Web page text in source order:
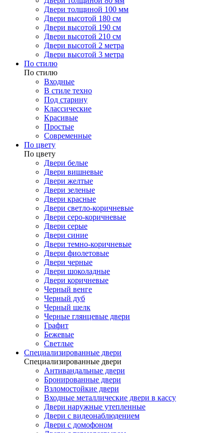
Двери толщиной 100 мм
Двери высотой 180 см
Двери высотой 190 см
Двери высотой 210 см
Двери высотой 2 метра
Двери высотой 3 метра
По стилю
По стилю
Входные
В стиле техно
Под старину
Классические
Красивые
Простые
Современные
По цвету
По цвету
Двери белые
Двери вишневые
Двери желтые
Двери зеленые
Двери красные
Двери светло-коричневые
Двери серо-коричневые
Двери серые
Двери синие
Двери темно-коричневые
Двери фиолетовые
Двери черные
Двери шоколадные
Двери коричневые
Черный венге
Черный дуб
Черный шелк
Черные глянцевые двери
Графит
Бежевые
Светлые
Специализированные двери
Специализированные двери
Антивандальные двери
Бронированные двери
Взломостойкие двери
Входные металлические двери в кассу
Двери наружные утепленные
Двери с видеонаблюдением
Двери с домофоном